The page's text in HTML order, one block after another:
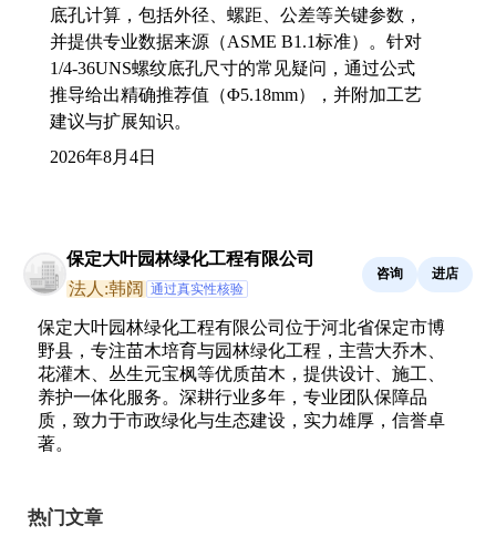
底孔计算，包括外径、螺距、公差等关键参数，
并提供专业数据来源（ASME B1.1标准）。针对
1/4-36UNS螺纹底孔尺寸的常见疑问，通过公式
推导给出精确推荐值（Φ5.18mm），并附加工艺
建议与扩展知识。
2026年8月4日
保定大叶园林绿化工程有限公司
法人:韩阔 通过真实性核验
咨询 进店
保定大叶园林绿化工程有限公司位于河北省保定市博
野县，专注苗木培育与园林绿化工程，主营大乔木、
花灌木、丛生元宝枫等优质苗木，提供设计、施工、
养护一体化服务。深耕行业多年，专业团队保障品
质，致力于市政绿化与生态建设，实力雄厚，信誉卓
著。
热门文章